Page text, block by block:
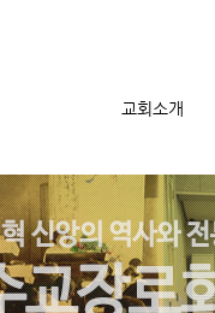
교회소개
메뉴 건너뛰기